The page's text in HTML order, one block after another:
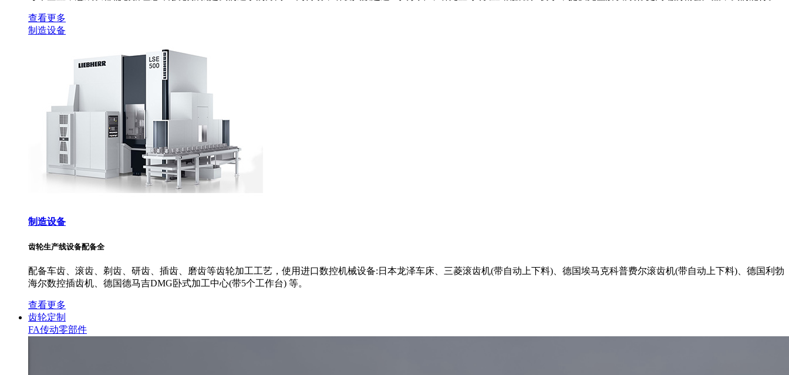
查看更多
制造设备
制造设备
齿轮生产线设备配备全
配备车齿、滚齿、剃齿、研齿、插齿、磨齿等齿轮加工工艺，使用进口数控机械设备:日本龙泽车床、三菱滚齿机(带自动上下料)、德国埃马克科普费尔滚齿机(带自动上下料)、德国利勃
海尔数控插齿机、德国德马吉DMG卧式加工中心(带5个工作台) 等。
查看更多
齿轮定制
FA传动零部件